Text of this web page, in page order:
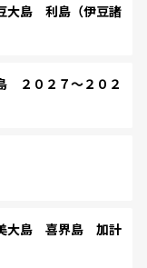
島 利島（伊豆諸
２０２７～２０２
大島 喜界島 加計